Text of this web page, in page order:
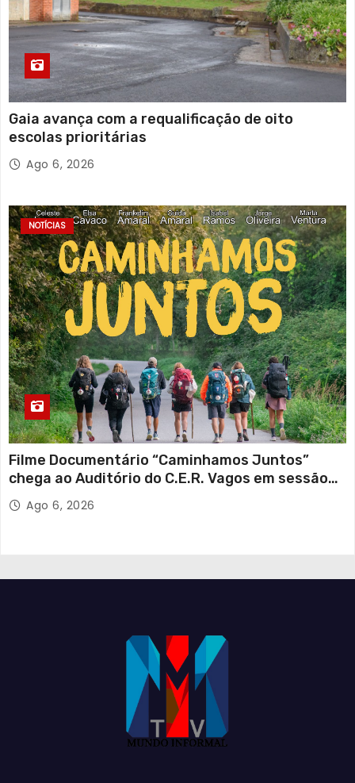
Gaia avança com a requalificação de oito
escolas prioritárias
Ago 6, 2026
NOTÍCIAS
Filme Documentário “Caminhamos Juntos”
chega ao Auditório do C.E.R. Vagos em sessão
solidária
Ago 6, 2026